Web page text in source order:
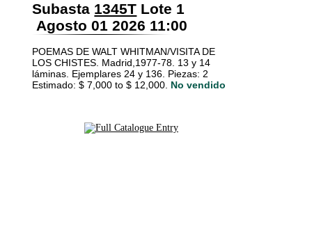
Subasta 1345T Lote 1
Agosto 01 2026 11:00
POEMAS DE WALT WHITMAN/VISITA DE
LOS CHISTES. Madrid,1977-78. 13 y 14
láminas. Ejemplares 24 y 136. Piezas: 2
Estimado: $ 7,000 to $ 12,000. No vendido